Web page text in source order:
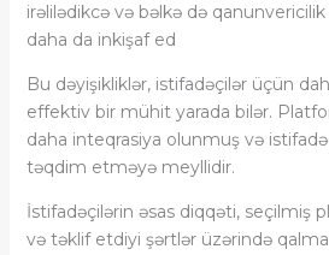
irəlilədikcə və bəlkə də
daha da inkişaf ed
Bu dəyişikliklər, istifadəçilər üçün
effektiv bir mühit yarada bilər.
daha inteqrasiya olunmuş və
təqdim etməyə meyllidir.
İstifadəçilərin əsas diqqəti, seçilmiş
və təklif etdiyi şərtlər üzərində